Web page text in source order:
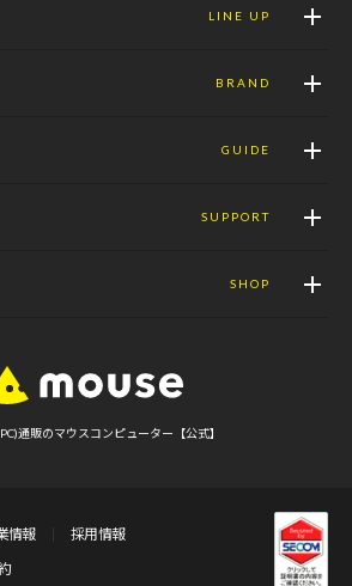
LINE UP
BRAND
GUIDE
SUPPORT
SHOP
通販のマウスコンピューター【公式】
情報
採用情報